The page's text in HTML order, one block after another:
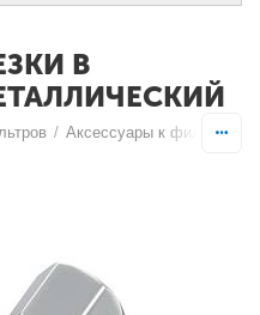
В
/ Аксессуары к фильтрам